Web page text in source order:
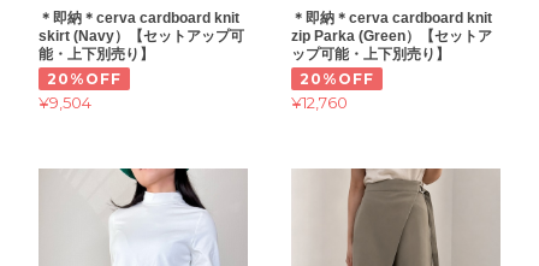
＊即納＊cerva cardboard knit
skirt (Navy）【セットアップ可
能・上下別売り】
20%OFF
¥9,504
＊即納＊cerva cardboard knit
zip Parka (Green）【セットア
ップ可能・上下別売り】
20%OFF
¥12,760